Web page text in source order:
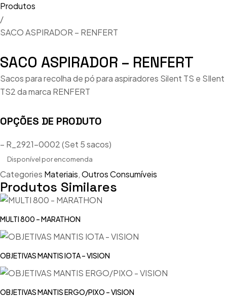
Produtos
/
SACO ASPIRADOR – RENFERT
SACO ASPIRADOR – RENFERT
Sacos para recolha de pó para aspiradores Silent TS e SIlent
TS2 da marca RENFERT
OPÇÕES DE PRODUTO
– R_2921-0002 (Set 5 sacos)
Disponível por encomenda
Categories Materiais,Outros Consumíveis
Produtos Similares
MULTI 800 – MARATHON
OBJETIVAS MANTIS IOTA – VISION
OBJETIVAS MANTIS ERGO/PIXO – VISION